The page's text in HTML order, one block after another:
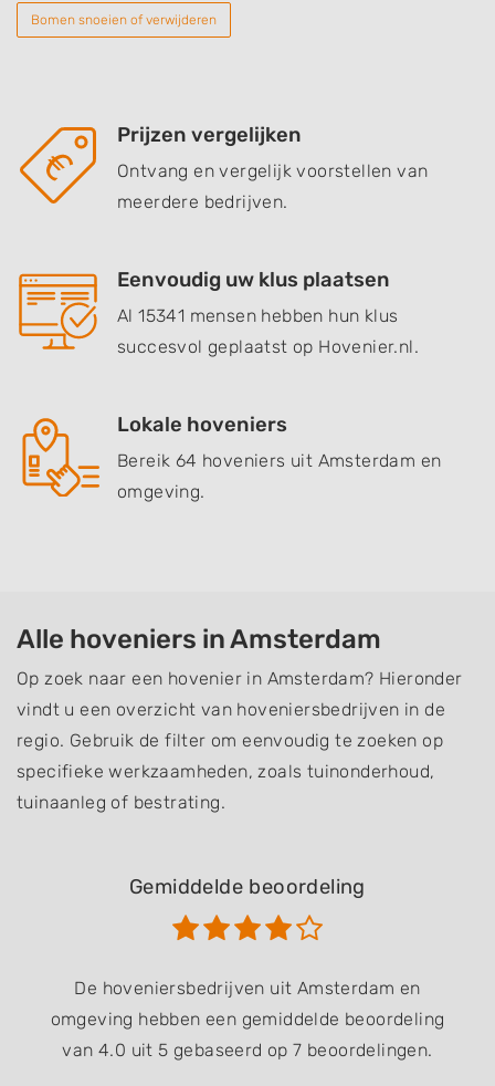
Bomen snoeien of verwijderen
Prijzen vergelijken
Ontvang en vergelijk voorstellen van
meerdere bedrijven.
Eenvoudig uw klus plaatsen
Al 15341 mensen hebben hun klus
succesvol geplaatst op Hovenier.nl.
Lokale hoveniers
Bereik 64 hoveniers uit Amsterdam en
omgeving.
Alle hoveniers in Amsterdam
Op zoek naar een hovenier in Amsterdam? Hieronder
vindt u een overzicht van hoveniersbedrijven in de
regio. Gebruik de filter om eenvoudig te zoeken op
specifieke werkzaamheden, zoals tuinonderhoud,
tuinaanleg of bestrating.
Gemiddelde beoordeling
De hoveniersbedrijven uit Amsterdam en
omgeving hebben een gemiddelde beoordeling
van 4.0 uit 5 gebaseerd op 7 beoordelingen.